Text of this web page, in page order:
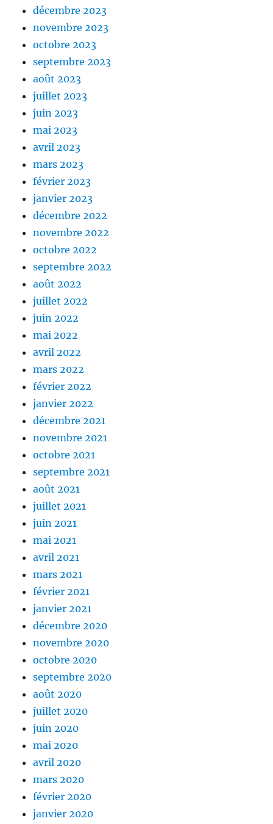
décembre 2023
novembre 2023
octobre 2023
septembre 2023
août 2023
juillet 2023
juin 2023
mai 2023
avril 2023
mars 2023
février 2023
janvier 2023
décembre 2022
novembre 2022
octobre 2022
septembre 2022
août 2022
juillet 2022
juin 2022
mai 2022
avril 2022
mars 2022
février 2022
janvier 2022
décembre 2021
novembre 2021
octobre 2021
septembre 2021
août 2021
juillet 2021
juin 2021
mai 2021
avril 2021
mars 2021
février 2021
janvier 2021
décembre 2020
novembre 2020
octobre 2020
septembre 2020
août 2020
juillet 2020
juin 2020
mai 2020
avril 2020
mars 2020
février 2020
janvier 2020